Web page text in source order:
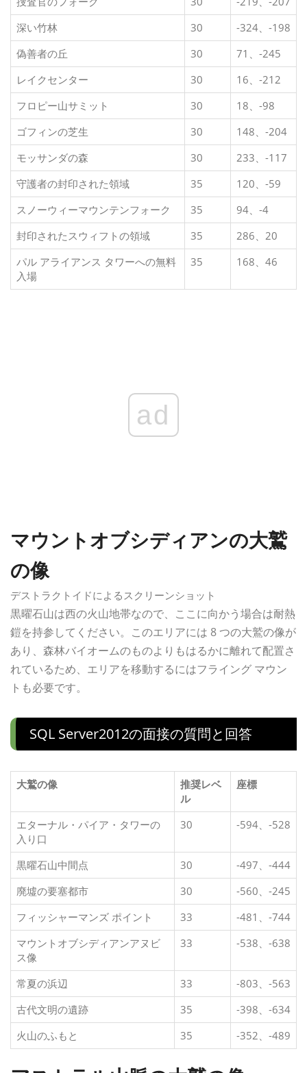
深い竹林
30
-324、-198
偽善者の丘
30
71、-245
レイクセンター
30
16、-212
フロピー山サミット
30
18、-98
ゴフィンの芝生
30
148、-204
モッサンダの森
30
233、-117
守護者の封印された領域
35
120、-59
スノーウィーマウンテンフォーク
35
94、-4
封印されたスウィフトの領域
35
286、20
パル アライアンス タワーへの無料
入場
35 168、46
ad
マウントオブシディアンの大鷲
の像
デストラクトイドによるスクリーンショット
黒曜石山は西の火山地帯なので、ここに向かう場合は耐熱
鎧を持参してください。このエリアには 8 つの大鷲の像が
あり、森林バイオームのものよりもはるかに離れて配置さ
れているため、エリアを移動するにはフライング マウン
トも必要です。
SQL Server2012の面接の質問と回答
大鷲の像
推奨レベ
ル
座標
エターナル・パイア・タワーの
入り口
30 -594、-528
黒曜石山中間点 30
-497、-444
廃墟の要塞都市
30
-560、-245
フィッシャーマンズ ポイント
33
-481、-744
マウントオブシディアンアヌビ
ス像
33 -538、-638
常夏の浜辺 33
-803、-563
古代文明の遺跡
35
-398、-634
火山のふもと
35 -352、-489